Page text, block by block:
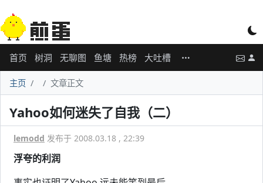
首页 树洞 无聊图 鱼塘 热榜 大吐槽
主页 文章正文
Yahoo如何迷失了自我（二）
lemodd 发布于 2008.03.18 , 22:39
浮夸的利润